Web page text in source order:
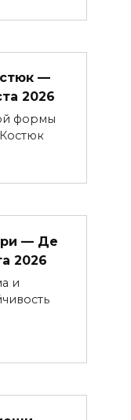
—
2026
формы
— Де
2026
и